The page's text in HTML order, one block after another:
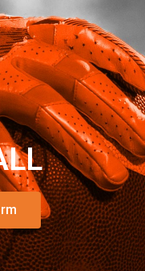
5 Jahren
in Saarland
Forummitgliedern
0 0